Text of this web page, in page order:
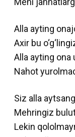
Alla ayting
Axir bu
Alla ayting ona
Nahot
Siz alla
Mehringiz
Lekin